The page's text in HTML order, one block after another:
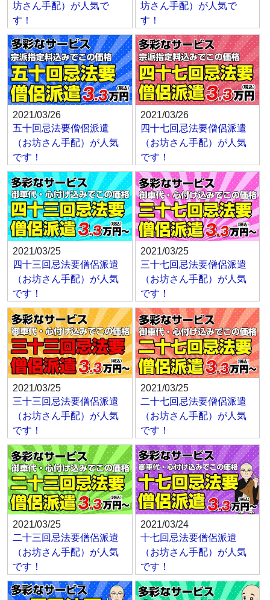
坊さん手配）が人気で
す！
坊さん手配）が人気で
す！
2021/03/26
五十回忌法要僧侶派遣
（お坊さん手配）が人気
です！
2021/03/26
四十七回忌法要僧侶派遣
（お坊さん手配）が人気
です！
2021/03/25
四十三回忌法要僧侶派遣
（お坊さん手配）が人気
です！
2021/03/25
三十七回忌法要僧侶派遣
（お坊さん手配）が人気
です！
2021/03/25
三十三回忌法要僧侶派遣
（お坊さん手配）が人気
です！
2021/03/25
二十七回忌法要僧侶派遣
（お坊さん手配）が人気
です！
2021/03/25
二十三回忌法要僧侶派遣
（お坊さん手配）が人気
です！
2021/03/24
十七回忌法要僧侶派遣
（お坊さん手配）が人気
です！